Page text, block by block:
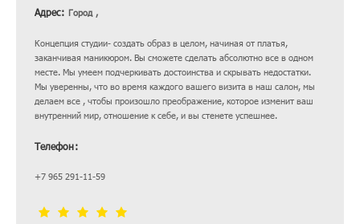
Адрес: Город ,
Концепция студии- создать образ в целом, начиная от платья,
заканчивая маникюром. Вы сможете сделать абсолютно все в одном
месте. Мы умеем подчеркивать достоинства и скрывать недостатки.
Мы уверенны, что во время каждого вашего визита в наш салон, мы
делаем все , чтобы произошло преображение, которое изменит ваш
внутренний мир, отношение к себе, и вы стенете успешнее.
Телефон:
+7 965 291-11-59